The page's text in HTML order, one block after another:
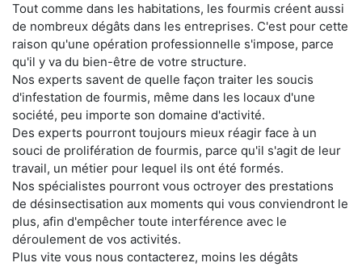
Tout comme dans les habitations, les fourmis créent aussi
de nombreux dégâts dans les entreprises. C'est pour cette
raison qu'une opération professionnelle s'impose, parce
qu'il y va du bien-être de votre structure.
Nos experts savent de quelle façon traiter les soucis
d'infestation de fourmis, même dans les locaux d'une
société, peu importe son domaine d'activité.
Des experts pourront toujours mieux réagir face à un
souci de prolifération de fourmis, parce qu'il s'agit de leur
travail, un métier pour lequel ils ont été formés.
Nos spécialistes pourront vous octroyer des prestations
de désinsectisation aux moments qui vous conviendront le
plus, afin d'empêcher toute interférence avec le
déroulement de vos activités.
Plus vite vous nous contacterez, moins les dégâts